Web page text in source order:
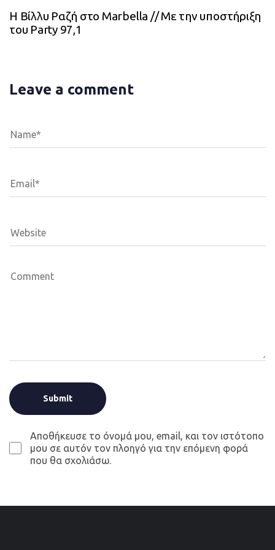
Η Βίλλυ Ραζή στο Marbella // Με την υποστήριξη
του Party 97,1
Leave a comment
Αποθήκευσε το όνομά μου, email, και τον ιστότοπο
μου σε αυτόν τον πλοηγό για την επόμενη φορά
που θα σχολιάσω.